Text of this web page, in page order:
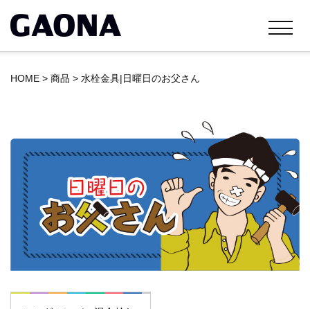
HOME > 商品 > 水栓金具|日曜日のお父さん
日曜日のお父さん